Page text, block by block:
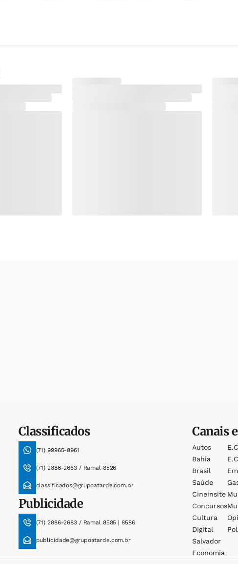
Classificados
(71) 99965-8961
(71) 2886-2683 / Ramal 8526
classificados@grupoatarde.com.br
Publicidade
(71) 2886-2683 / Ramal 8585 | 8586
publicidade@grupoatarde.com.br
Canais
Autos
Bahia
Brasil
Saúde
Cineinsite
Concursos
Cultura
Digital
Salvador
Economia